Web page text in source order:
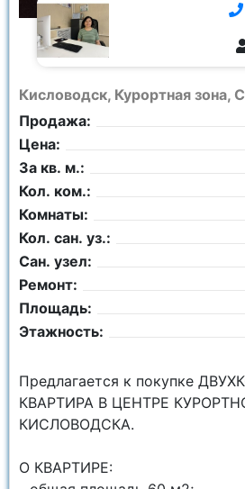
Кисловодск, Курортная зона,
Продажа:
Цена:
За кв. м.:
Кол. ком.:
Комнаты:
Кол. сан. уз.:
Сан. узел:
Ремонт:
Площадь:
Этажность:
Предлагается к покупке
КВАРТИРА В ЦЕНТРЕ
КИСЛОВОДСКА.
О КВАРТИРЕ: